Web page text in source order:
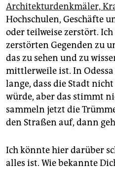
Architekturdenkmäler,
Hochschulen, Geschäfte
oder teilweise zerstört. Ich
zerstörten Gegenden zu
das zu sehen und zu
mittlerweile ist. In
lange, dass die Stadt
würde, aber das stimmt
sammeln jetzt die
den Straßen auf, dann
Ich könnte hier darüber
alles ist. Wie bekannte